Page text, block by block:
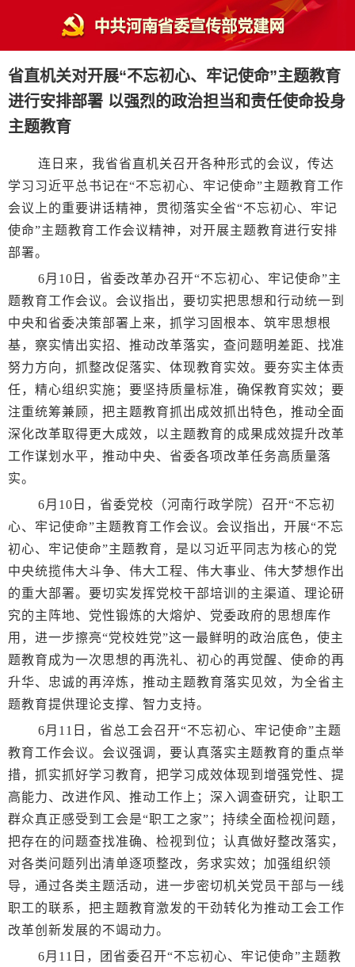
省直机关对开展“不忘初心、牢记使命”主题教育
进行安排部署 以强烈的政治担当和责任使命投身
主题教育
连日来，我省省直机关召开各种形式的会议，传达
学习习近平总书记在“不忘初心、牢记使命”主题教育工作
会议上的重要讲话精神，贯彻落实全省“不忘初心、牢记
使命”主题教育工作会议精神，对开展主题教育进行安排
部署。
6月10日，省委改革办召开“不忘初心、牢记使命”主
题教育工作会议。会议指出，要切实把思想和行动统一到
中央和省委决策部署上来，抓学习固根本、筑牢思想根
基，察实情出实招、推动改革落实，查问题明差距、找准
努力方向，抓整改促落实、体现教育实效。要夯实主体责
任，精心组织实施；要坚持质量标准，确保教育实效；要
注重统筹兼顾，把主题教育抓出成效抓出特色，推动全面
深化改革取得更大成效，以主题教育的成果成效提升改革
工作谋划水平，推动中央、省委各项改革任务高质量落
实。
6月10日，省委党校（河南行政学院）召开“不忘初
心、牢记使命”主题教育工作会议。会议指出，开展“不忘
初心、牢记使命”主题教育，是以习近平同志为核心的党
中央统揽伟大斗争、伟大工程、伟大事业、伟大梦想作出
的重大部署。要切实发挥党校干部培训的主渠道、理论研
究的主阵地、党性锻炼的大熔炉、党委政府的思想库作
用，进一步擦亮“党校姓党”这一最鲜明的政治底色，使主
题教育成为一次思想的再洗礼、初心的再觉醒、使命的再
升华、忠诚的再淬炼，推动主题教育落实见效，为全省主
题教育提供理论支撑、智力支持。
6月11日，省总工会召开“不忘初心、牢记使命”主题
教育工作会议。会议强调，要认真落实主题教育的重点举
措，抓实抓好学习教育，把学习成效体现到增强党性、提
高能力、改进作风、推动工作上；深入调查研究，让职工
群众真正感受到工会是“职工之家”；持续全面检视问题，
把存在的问题查找准确、检视到位；认真做好整改落实，
对各类问题列出清单逐项整改，务求实效；加强组织领
导，通过各类主题活动，进一步密切机关党员干部与一线
职工的联系，把主题教育激发的干劲转化为推动工会工作
改革创新发展的不竭动力。
6月11日，团省委召开“不忘初心、牢记使命”主题教